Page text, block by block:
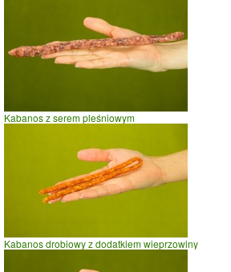
Kabanos z serem pleśniowym
Kabanos drobiowy z dodatkiem wieprzowiny